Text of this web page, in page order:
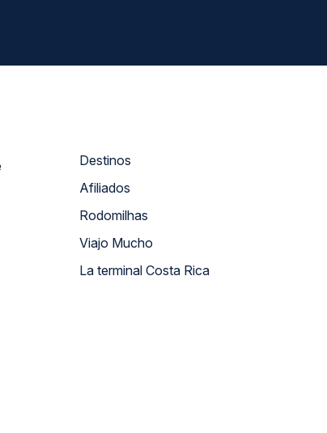
Destinos
Afiliados
Rodomilhas
Viajo Mucho
La terminal Costa Rica